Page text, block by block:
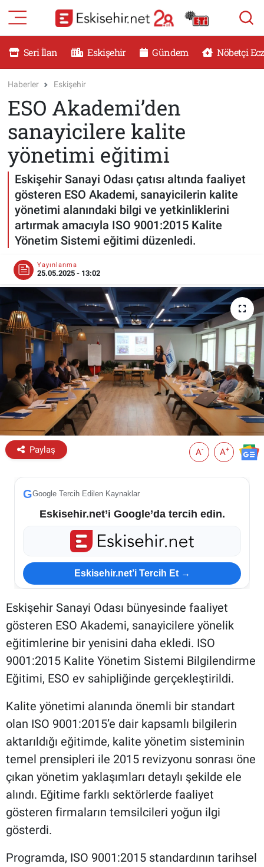
Seri İlan Eskişehir Gündem Nöbetçi
Haberler Eskişehir
ESO Akademi’den
sanayicilere kalite
yönetimi eğitimi
Eskişehir Sanayi Odası çatısı altında faaliyet
gösteren ESO Akademi, sanayicilerin kalite
yönetimi alanındaki bilgi ve yetkinliklerini
artırmak amacıyla ISO 9001:2015 Kalite
Yönetim Sistemi eğitimi düzenledi.
Yayınlanma
25.05.2025 - 13:02
Paylaş A- A+
GGoogle Tercih Edilen Kaynaklar
Eskisehir.net’i Google’da tercih edin.
Eskisehir.net’i Tercih Et →
Eskişehir Sanayi Odası bünyesinde faaliyet
gösteren ESO Akademi, sanayicilere yönelik
eğitimlerine bir yenisini daha ekledi. ISO
9001:2015 Kalite Yönetim Sistemi Bilgilendirme
Eğitimi, ESO ev sahipliğinde gerçekleştirildi.
Kalite yönetimi alanında önemli bir standart
olan ISO 9001:2015’e dair kapsamlı bilgilerin
aktarıldığı eğitimde, kalite yönetim sisteminin
temel prensipleri ile 2015 revizyonu sonrası öne
çıkan yönetim yaklaşımları detaylı şekilde ele
alındı. Eğitime farklı sektörlerde faaliyet
gösteren firmaların temsilcileri yoğun ilgi
gösterdi.
Programda, ISO 9001:2015 standardının tarihsel
RESMİ İLANLAR
DÜNYA
SAĞLIK
MAGAZİN
KADIN
TEKNOLOJİ
ESKİŞEHİR NÖBETÇİ ECZANELER
Eskişehir Haber İçerikleri
Eskişehir Hava Durumu
Eskişehir Tramvay Saatleri
Eskişehir Otobüs Saatleri
Eskişehir Nöbetçi Eczaneler
Eskişehir Namaz Vakitleri
Eskişehir Trafik Yoğunluk Haritası
Süper Lig Puan Durumu ve Fikstür
Tüm Manşetler
Son Dakika Haberleri